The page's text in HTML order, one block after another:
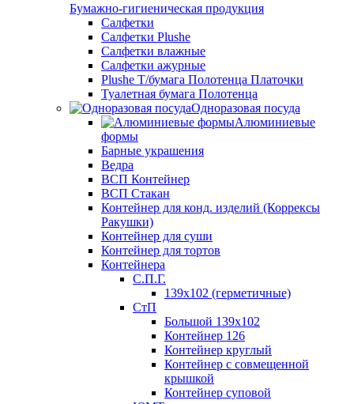
Бумажно-гигиеническая продукция
Салфетки
Салфетки Plushe
Салфетки влажные
Салфетки ажурные
Plushe Т/бумага Полотенца Платочки
Туалетная бумага Полотенца
Одноразовая посуда
Алюминиевые
формы
Барные украшения
Ведра
ВСП Контейнер
ВСП Стакан
Контейнер для конд. изделий (Коррексы
Ракушки)
Контейнер для суши
Контейнер для тортов
Контейнера
С.П.Г.
139х102 (герметичные)
СтП
Большой 139х102
Контейнер 126
Контейнер круглый
Контейнер с совмещенной
крышкой
Контейнер суповой